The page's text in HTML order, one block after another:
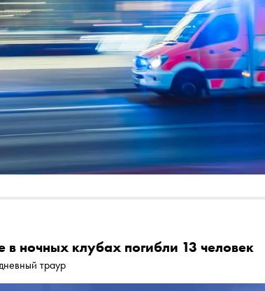
ночных клубах погибли 13 человек
траур